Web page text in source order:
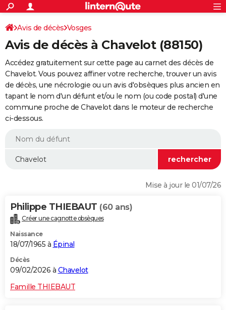
ACTUALITÉS
Politique
Société
Faits Divers
Education
Monde
Villes
+
SPORT
Coupe du monde 2026
Football
Tennis
Cyclisme
Rugby
Forum
Programme TV
TNT
Streaming
Cinéma
Sorties cinéma
Musique
+
FINANCE
Retraite
Epargne
Immobilier
Risques naturels par ville
Assurance
AUTO
Essais
Réserver un essai
Citadines
Berlines
SUV
Forum auto
+HIGH-TECH
BRICOLAGE
WEEK-END
Alimentation
Guide de la santé
Maladies
Médicaments
Sommeil
VOYAGE
Destinations
City break
Voyage nature
Voyage de noces
Forum
Climat
+PHOTO
GUIDES D'ACHAT
Avis de décès Vosges
Avis de décès à Chavelot (88150)
Accédez gratuitement sur cette page au carnet des décès de
Chavelot. Vous pouvez affiner votre recherche, trouver un avis
de décès, une nécrologie ou un avis d'obsèques plus ancien en
tapant le nom d'un défunt et/ou le nom (ou code postal) d'une
commune proche de Chavelot dans le moteur de recherche
ci-dessous.
Mise à jour le 01/07/26
Philippe THIEBAUT (60 ans)
Créer une cagnotte obsèques
Naissance
18/07/1965 à Épinal
Décès
09/02/2026 à Chavelot
Famille THIEBAUT